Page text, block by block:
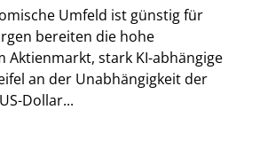
Umfeld ist günstig für
bereiten die hohe
Aktienmarkt, stark KI-abhängige
an der Unabhängigkeit der
Dollar...